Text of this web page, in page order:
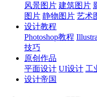
风景图片 建筑图片
图片 静物图片 艺术
设计教程
Photoshop教程
技巧
原创作品
平面设计 UI设计 工
设计帝国